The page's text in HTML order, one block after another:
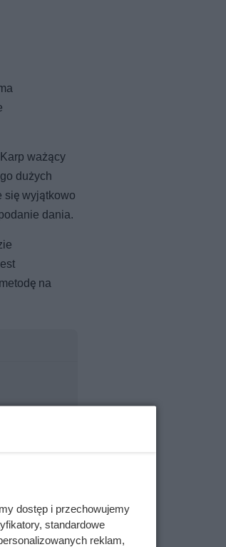
ważący
dużych
się wyjątkowo
dania.
na
dostęp i przechowujemy
standardowe
reklam,